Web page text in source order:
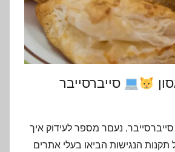
סייברסייבר
נעםר מספר לעידוק איך
תקנות הנגישות הביאו בעלי אתרים